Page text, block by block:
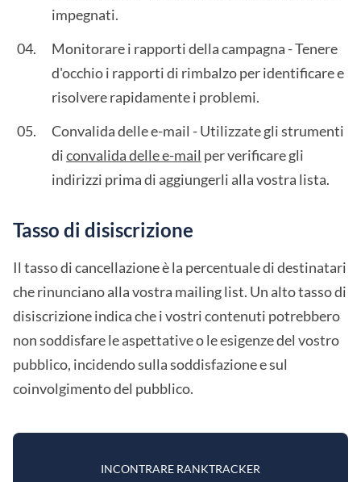
impegnati.
Monitorare i rapporti della campagna - Tenere
d'occhio i rapporti di rimbalzo per identificare e
risolvere rapidamente i problemi.
Convalida delle e-mail - Utilizzate gli strumenti
diconvalida delle e-mail per verificare gli
indirizzi prima di aggiungerli alla vostra lista.
Tasso di disiscrizione
Il tasso di cancellazione è la percentuale di destinatari
che rinunciano alla vostra mailing list. Un alto tasso di
disiscrizione indica che i vostri contenuti potrebbero
non soddisfare le aspettative o le esigenze del vostro
pubblico, incidendo sulla soddisfazione e sul
coinvolgimento del pubblico.
INCONTRARE RANKTRACKER